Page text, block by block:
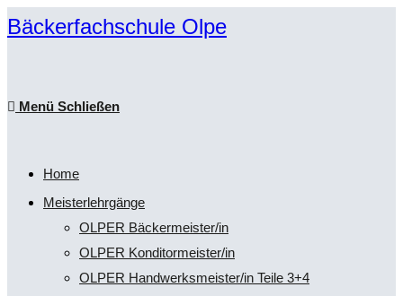
Zum
Bäckerfachschule Olpe
Menü Schließen
Home
Meisterlehrgänge
OLPER Bäckermeister/in
OLPER Konditormeister/in
OLPER Handwerksmeister/in Teile 3+4